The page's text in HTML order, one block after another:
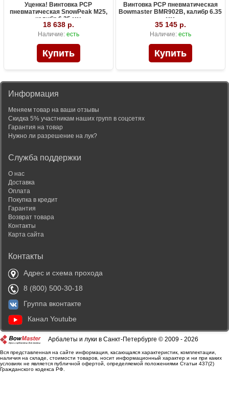
Уценка! Винтовка PCP
пневматическая SnowPeak M25,
калибр 6.35 мм
18 638 р.
Наличие: есть
Винтовка PCP пневматическая
Bowmaster BMR902B, калибр 6.35
мм
35 145 р.
Наличие: есть
Информация
Меняем товар на ваши отзывы
Скидка 5% участникам наших групп в соцсетях
Гарантия на товар
Нужно ли разрешение на лук?
Служба поддержки
О нас
Доставка
Оплата
Покупка в кредит
Гарантия
Возврат товара
Контакты
Карта сайта
Контакты
Адрес и схема прохода
8 (800) 500-30-18
Группа вконтакте
Канал Youtube
Арбалеты и луки в Санкт-Петербурге © 2009 - 2026
Вся представленная на сайте информация, касающаяся характеристик, комплектации,
наличия на складе, стоимости товаров, носит информационный характер и ни при каких
условиях не является публичной офертой, определяемой положениями Статьи 437(2)
Гражданского кодекса РФ.